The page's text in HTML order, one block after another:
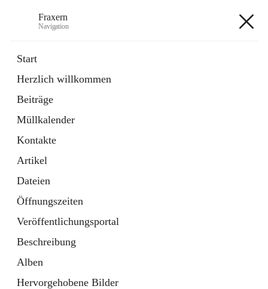
Fraxern
Navigation
Start
Herzlich willkommen
Beiträge
Müllkalender
Kontakte
Artikel
Dateien
Öffnungszeiten
Veröffentlichungsportal
Beschreibung
Alben
Hervorgehobene Bilder
Ordner
in
Tab
Formulare
Artikel
öffnet
in
neuem
Tab